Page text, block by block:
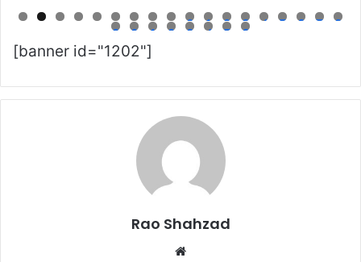
0 1 2 3 4 5 6 7 8
9 0 1 2 3 4 5 6
[banner id="1202"]
Rao Shahzad
Website